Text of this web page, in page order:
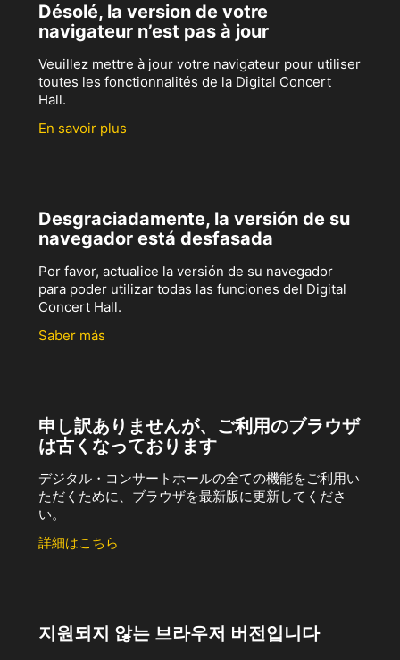
Désolé, la version de votre
navigateur n’est pas à jour
Veuillez mettre à jour votre navigateur pour utiliser
toutes les fonctionnalités de la Digital Concert
Hall.
En savoir plus
Desgraciadamente, la versión de su
navegador está desfasada
Por favor, actualice la versión de su navegador
para poder utilizar todas las funciones del Digital
Concert Hall.
Saber más
申し訳ありませんが、ご利用のブラウザ
は古くなっております
デジタル・コンサートホールの全ての機能をご利用い
ただくために、ブラウザを最新版に更新してくださ
い。
詳細はこちら
지원되지 않는 브라우저 버전입니다